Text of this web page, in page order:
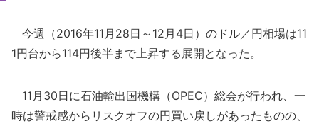
今週（2016年11月28日～12月4日）のドル／円相場は11
1円台から114円後半まで上昇する展開となった。
11月30日に石油輸出国機構（OPEC）総会が行われ、一
時は警戒感からリスクオフの円買い戻しがあったものの、